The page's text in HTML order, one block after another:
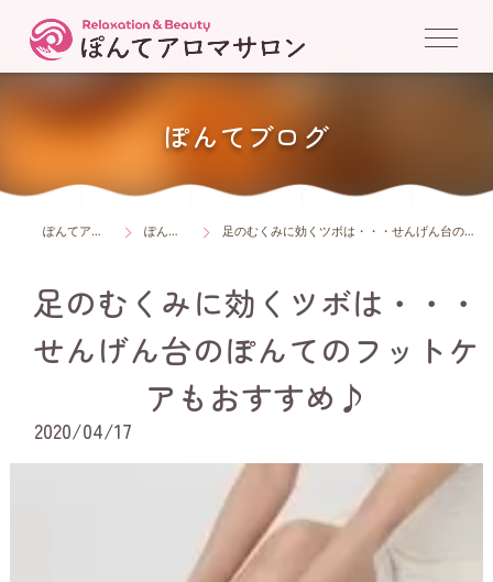
ぽんてブログ
ぽんてアロマサロン ぽんてブログ 足のむくみに効くツボは・・・せんげん台のぽんてのフットケアもおすすめ♪
足のむくみに効くツボは・・・
せんげん台のぽんてのフットケ
アもおすすめ♪
2020/04/17